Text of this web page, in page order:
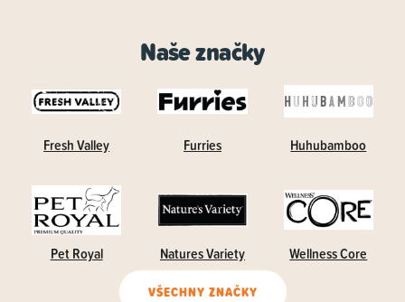
Naše značky
Fresh Valley Furries Huhubamboo
Pet Royal Natures Variety Wellness Core
VŠECHNY ZNAČKY